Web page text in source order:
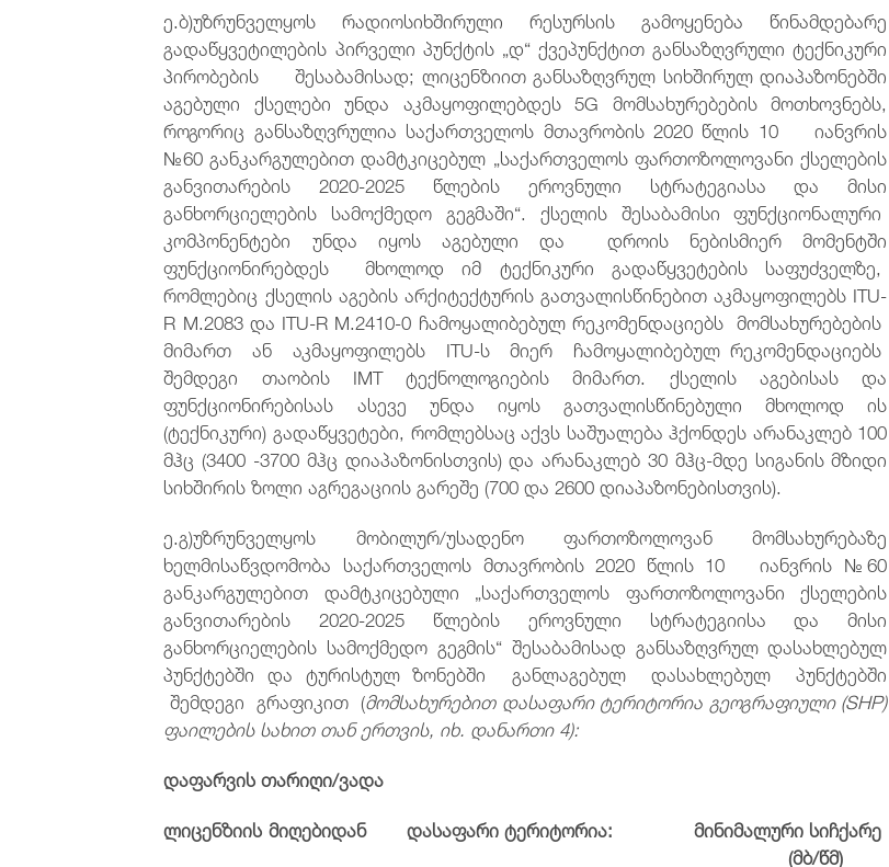
ე.ბ)უზრუნველყოს რადიოსიხშირული რესურსის გამოყენება წინამდებარე
გადაწყვეტილების პირველი პუნქტის „დ“ ქვეპუნქტით განსაზღვრული ტექნიკური
პირობების შესაბამისად; ლიცენზიით განსაზღვრულ სიხშირულ დიაპაზონებში
აგებული ქსელები უნდა აკმაყოფილებდეს 5G მომსახურებების მოთხოვნებს,
როგორიც განსაზღვრულია საქართველოს მთავრობის 2020 წლის 10 იანვრის
№60 განკარგულებით დამტკიცებულ „საქართველოს ფართოზოლოვანი ქსელების
განვითარების 2020-2025 წლების ეროვნული სტრატეგიასა და მისი
განხორციელების სამოქმედო გეგმაში“. ქსელის შესაბამისი ფუნქციონალური
კომპონენტები უნდა იყოს აგებული და დროის ნებისმიერ მომენტში
ფუნქციონირებდეს მხოლოდ იმ ტექნიკური გადაწყვეტების საფუძველზე,
რომლებიც ქსელის აგების არქიტექტურის გათვალისწინებით აკმაყოფილებს ITU-
R M.2083 და ITU-R M.2410-0 ჩამოყალიბებულ რეკომენდაციებს მომსახურებების
მიმართ ან აკმაყოფილებს ITU-ს მიერ ჩამოყალიბებულ რეკომენდაციებს
შემდეგი თაობის IMT ტექნოლოგიების მიმართ. ქსელის აგებისას და
ფუნქციონირებისას ასევე უნდა იყოს გათვალისწინებული მხოლოდ ის
(ტექნიკური) გადაწყვეტები, რომლებსაც აქვს საშუალება ჰქონდეს არანაკლებ 100
მჰც (3400 -3700 მჰც დიაპაზონისთვის) და არანაკლებ 30 მჰც-მდე სიგანის მზიდი
სიხშირის ზოლი აგრეგაციის გარეშე (700 და 2600 დიაპაზონებისთვის).
ე.გ)უზრუნველყოს მობილურ/უსადენო ფართოზოლოვან მომსახურებაზე
ხელმისაწვდომობა საქართველოს მთავრობის 2020 წლის 10 იანვრის №60
განკარგულებით დამტკიცებული „საქართველოს ფართოზოლოვანი ქსელების
განვითარების 2020-2025 წლების ეროვნული სტრატეგიისა და მისი
განხორციელების სამოქმედო გეგმის“ შესაბამისად განსაზღვრულ დასახლებულ
პუნქტებში და ტურისტულ ზონებში განლაგებულ დასახლებულ პუნქტებში
შემდეგი გრაფიკით (მომსახურებით დასაფარი ტერიტორია გეოგრაფიული (SHP)
ფაილების სახით თან ერთვის, იხ. დანართი 4):
დაფარვისთარიღი/ვადა
ლიცენზიის მიღებიდან დასაფარი ტერიტორია:მინიმალურისიჩქარე
(მბ/წმ)